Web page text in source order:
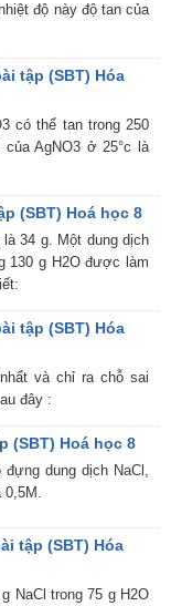
độ này độ tan của
tập (SBT) Hóa
có thể tan trong 250
AgNO3 ở 25°c là
(SBT) Hoá học 8
34 g. Một dung dịch
130 g H2O được làm
tập (SBT) Hóa
và chỉ ra chỗ sai
đây :
(SBT) Hoá học 8
dung dịch NaCl,
0,5M.
tập (SBT) Hóa
NaCl trong 75 g H2O